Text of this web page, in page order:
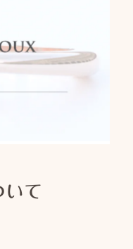
いて